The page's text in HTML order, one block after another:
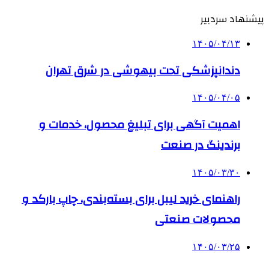
پیشنهاد سردبیر
۱۴۰۵/۰۴/۱۳
دندانپزشکی تحت بیهوشی در شرق تهران
۱۴۰۵/۰۴/۰۵
اهمیت آگهی برای تبلیغ محصول، خدمات و
برندینگ در صنعت
۱۴۰۵/۰۳/۳۰
راهنمای خرید لیبل برای بسته‌بندی، چاپ بارکد و
محصولات صنعتی
۱۴۰۵/۰۳/۲۵